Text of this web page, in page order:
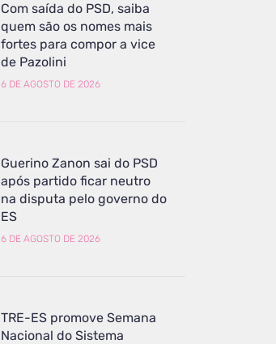
Com saída do PSD, saiba
quem são os nomes mais
fortes para compor a vice
de Pazolini
6 DE AGOSTO DE 2026
Guerino Zanon sai do PSD
após partido ficar neutro
na disputa pelo governo do
ES
6 DE AGOSTO DE 2026
TRE-ES promove Semana
Nacional do Sistema